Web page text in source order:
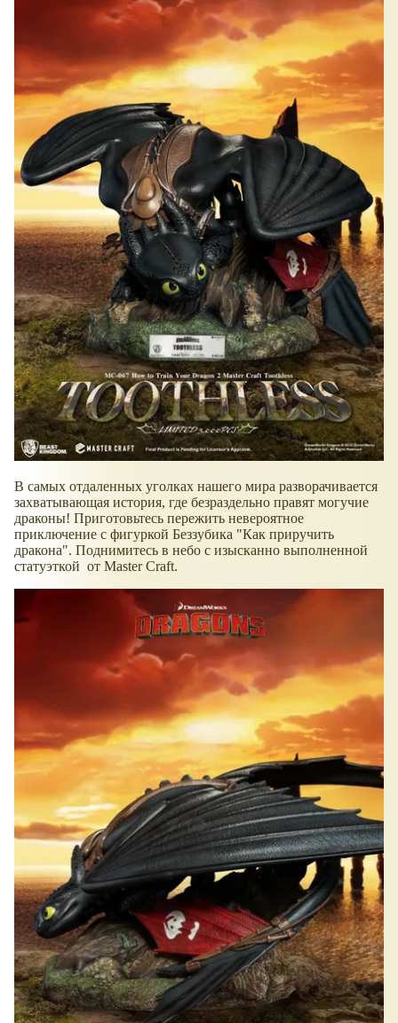
В самых отдаленных уголках нашего мира разворачивается
захватывающая история, где безраздельно правят могучие
драконы! Приготовьтесь пережить невероятное
приключение с фигуркой Беззубика "Как приручить
дракона". Поднимитесь в небо с изысканно выполненной
статуэткой от Master Craft.